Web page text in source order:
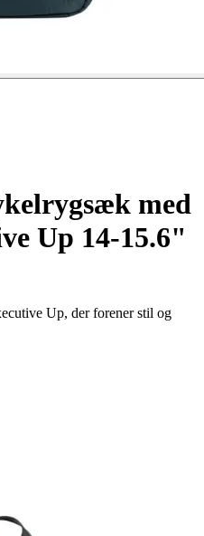
med
Up 14-15.6"
Up, der forener stil og